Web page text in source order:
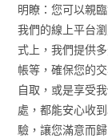
明瞭：您可以親
我們的線上平台
式上，我們提供
帳等，確保您的
自取，或是享受
處，都能安心收
驗，讓您滿意而歸